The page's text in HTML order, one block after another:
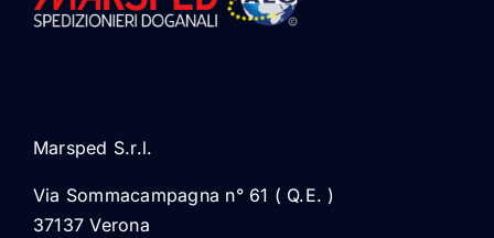
Marsped S.r.l.
Via Sommacampagna n° 61 ( Q.E. )
37137 Verona